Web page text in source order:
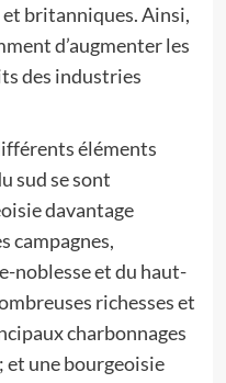
britanniques. Ainsi,
d’augmenter les
des industries
éléments
sud se sont
davantage
campagnes,
noblesse et du haut-
richesses et
charbonnages
et une bourgeoisie